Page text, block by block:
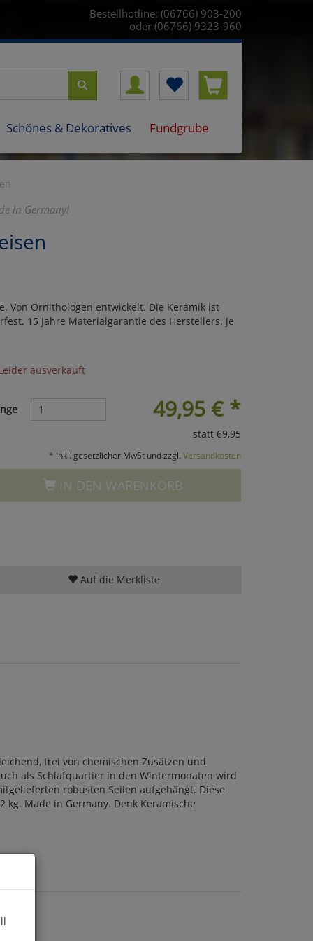
Bestellhotline: (06766) 903-200
oder (06766) 9323-960
Schönes & Dekoratives Fundgrube
in Germany!
Von Ornithologen entwickelt. Die Keramik ist
15 Jahre Materialgarantie des Herstellers. Je
ausverkauft
49,95 €*
statt 69,95
* inkl. gesetzlicher MwSt und zzgl. Versandkosten
IN DEN WARENKORB
Auf die Merkliste
frei von chemischen Zusätzen und
als Schlafquartier in den Wintermonaten wird
robusten Seilen aufgehängt. Diese
Made in Germany. Denk Keramische